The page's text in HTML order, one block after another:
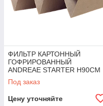
ФИЛЬТР КАРТОННЫЙ
ГОФРИРОВАННЫЙ
ANDREAE STARTER H90СМ
AF801
Под заказ
Цену уточняйте